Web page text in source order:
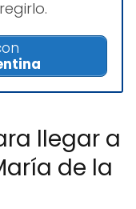
llegar a
de la